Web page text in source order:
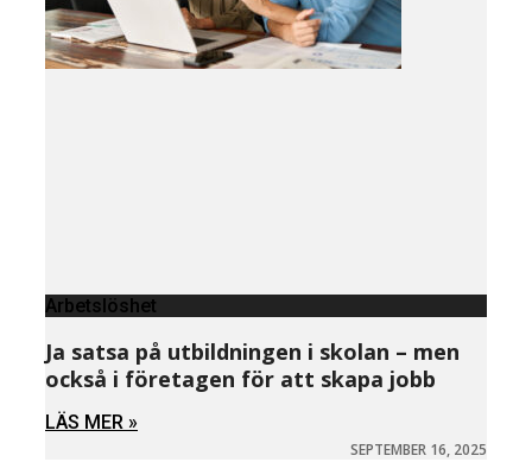
Arbetslöshet
Ja satsa på utbildningen i skolan – men
också i företagen för att skapa jobb
LÄS MER »
SEPTEMBER 16, 2025